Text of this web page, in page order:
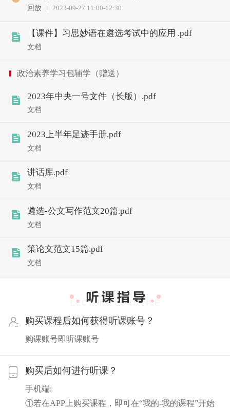
回放 2023-09-27 11:00-12:30
【课件】习思妙语在遴选考试中的应用 .pdf
文档
政治素养学习包辅学（赠送）
2023年中央一号文件（长版）.pdf
文档
2023上半年足迹手册.pdf
文档
讲话库.pdf
文档
遴选-公文写作范文20篇.pdf
文档
策论文范文15篇.pdf
文档
购买课程后如何获得听课账号？
购课账号即听课账号
购买后如何进行听课？
手机端:
①若在APP上购买课程，即可在“我的-我的课程”开始